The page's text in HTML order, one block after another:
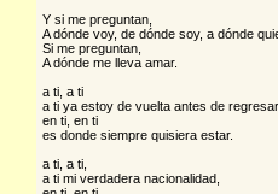
Y si me preguntan,
A dónde voy, de dónde soy, a dónde
Si me preguntan,
A dónde me lleva amar.
a ti, a ti
a ti ya estoy de vuelta antes de regresar,
en ti, en ti
es donde siempre quisiera estar.
a ti, a ti,
a ti mi verdadera nacionalidad,